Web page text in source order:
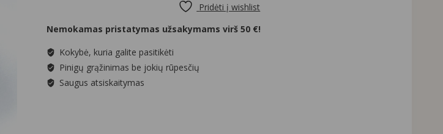
Pridėti į wishlist
Nemokamas pristatymas užsakymams virš 50 €!
Kokybė, kuria galite pasitikėti
Pinigų grąžinimas be jokių rūpesčių
Saugus atsiskaitymas